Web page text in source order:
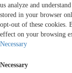
us analyze and
stored in your browser
opt-out of these cookies.
effect on your browsing
Necessary
Necessary